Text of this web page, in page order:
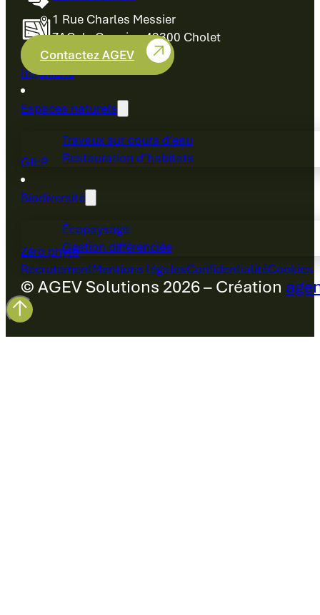
1 Rue Charles Messier
ZAC du Cormier, 49300 Cholet
Contactez AGEV
Ingénierie
Espaces naturels
Travaux sur cours d’eau
Restauration d’habitats
GIEP
Biodiversité
Écopaysage
Gestion différenciée
Zéro phyto
RecrutementMentions légalesConfidentialitéCookies
© AGEV Solutions 2026 – Création